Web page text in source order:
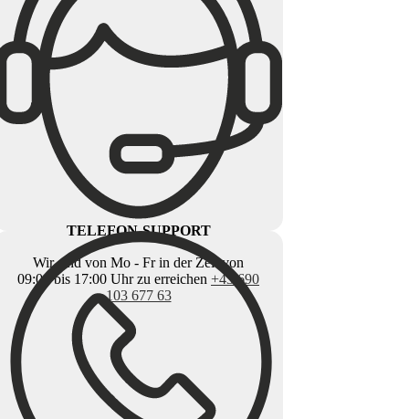
TELEFON-SUPPORT
Wir sind von Mo - Fr in der Zeit von
09:00 bis 17:00 Uhr zu erreichen +43 690
103 677 63